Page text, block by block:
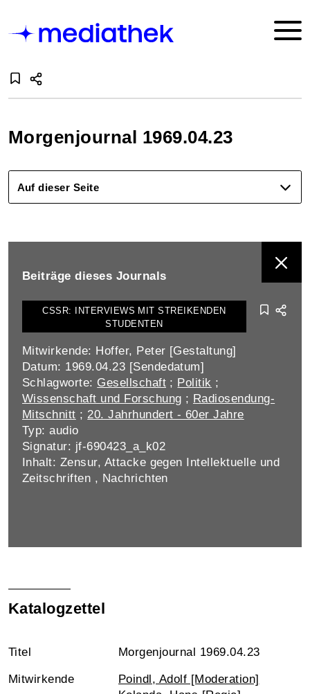
Morgenjournal 1969.04.23
Auf dieser Seite
Beiträge dieses Journals
CSSR: INTERVIEWS MIT STREIKENDEN
STUDENTEN
Mitwirkende: Hoffer, Peter [Gestaltung]
Datum: 1969.04.23 [Sendedatum]
Schlagworte: Gesellschaft ; Politik ;
Wissenschaft und Forschung ; Radiosendung-
Mitschnitt ; 20. Jahrhundert - 60er Jahre
Typ: audio
Signatur: jf-690423_a_k02
Inhalt: Zensur, Attacke gegen Intellektuelle und
Zeitschriften , Nachrichten
Katalogzettel
Titel Morgenjournal 1969.04.23
Mitwirkende
Poindl, Adolf [Moderation]